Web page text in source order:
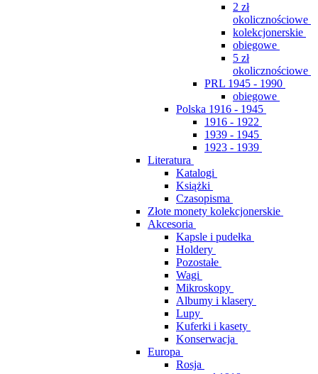
2 zł
okolicznościowe
kolekcjonerskie
obiegowe
5 zł
okolicznościowe
PRL 1945 - 1990
obiegowe
Polska 1916 - 1945
1916 - 1922
1939 - 1945
1923 - 1939
Literatura
Katalogi
Książki
Czasopisma
Złote monety kolekcjonerskie
Akcesoria
Kapsle i pudełka
Holdery
Pozostałe
Wagi
Mikroskopy
Albumy i klasery
Lupy
Kuferki i kasety
Konserwacja
Europa
Rosja